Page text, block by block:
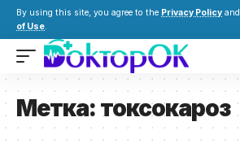
By using this site, you agree to the Privacy Policy and
of Use.
Метка: токсокароз